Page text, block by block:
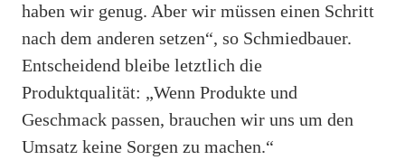
haben wir genug. Aber wir müssen einen Schritt
nach dem anderen setzen“, so Schmiedbauer.
Entscheidend bleibe letztlich die
Produktqualität: „Wenn Produkte und
Geschmack passen, brauchen wir uns um den
Umsatz keine Sorgen zu machen.“